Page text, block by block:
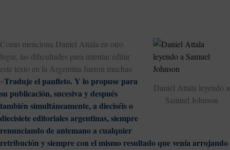
Daniel Attala leyendo a
Samuel Johnson
Como menciona Daniel Attala en otro
lugar, las dificultades para intentar editar
este texto en la Argentina fueron muchas:
«Traduje el panfleto. Y lo propuse para
su publicación, sucesiva y después
también simultáneamente, a dieciséis o
diecisiete editoriales argentinas, siempre
renunciando de antemano a cualquier
retribución y siempre con el mismo resultado que venía arrojando